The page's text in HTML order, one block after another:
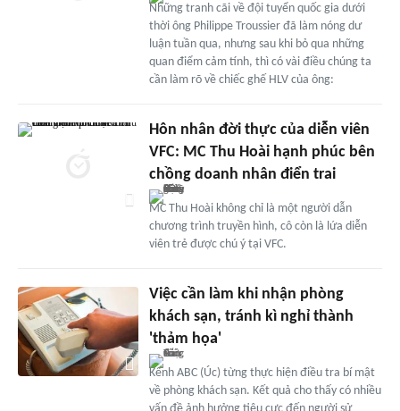
Những tranh cãi về đội tuyển quốc gia dưới
thời ông Philippe Troussier đã làm nóng dư
luận tuần qua, nhưng sau khi bỏ qua những
quan điểm cảm tính, thì có vài điều chúng ta
cần làm rõ về chiếc ghế HLV của ông:
Hôn nhân đời thực của diễn viên
VFC: MC Thu Hoài hạnh phúc bên
chồng doanh nhân điển trai
MC Thu Hoài không chỉ là một người dẫn
chương trình truyền hình, cô còn là lứa diễn
viên trẻ được chú ý tại VFC.
Việc cần làm khi nhận phòng
khách sạn, tránh kì nghỉ thành
'thảm họa'
Kênh ABC (Úc) từng thực hiện điều tra bí mật
về phòng khách sạn. Kết quả cho thấy có nhiều
vấn đề ảnh hưởng tiêu cực đến người sử